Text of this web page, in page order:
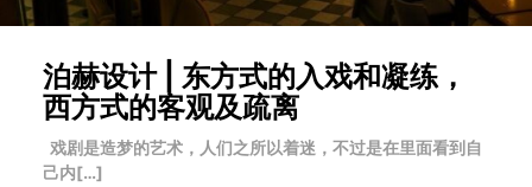
泊赫设计 | 东方式的入戏和凝练，
西方式的客观及疏离
戏剧是造梦的艺术，人们之所以着迷，不过是在里面看到自
己内[…]